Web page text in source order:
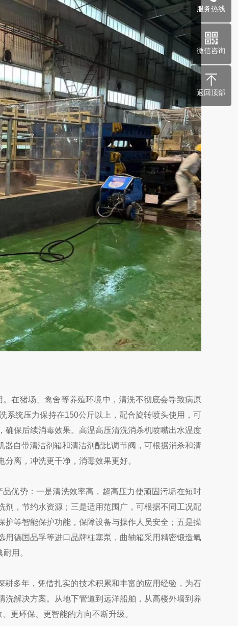
在猪场、禽舍等养殖环境中，清洗不彻底会导致病原
系统压力保持在150公斤以上，配合旋转喷头使用，可
保后续消毒效果。高温高压清洗消杀机喷嘴出水温度
自带清洁剂箱和清洁剂配比调节阀，可根据消杀和清
离，冲洗更干净，消毒效果更好。
优势：一是清洗效率高，超高压力使顽固污垢在短时
，节约水资源；三是适用范围广，可根据不同工况配
等智能保护功能，保障设备与操作人员安全；五是操
德国品孚等进口品牌柱塞泵，曲轴箱采用精密锻造氧
用。
耕多年，凭借扎实的技术积累和丰富的应用经验，为石
解决方案。从地下管道到远洋船舶，从高楼外墙到养
更环保、更智能的方向不断升级。
服务热线
微信咨询
返回顶部